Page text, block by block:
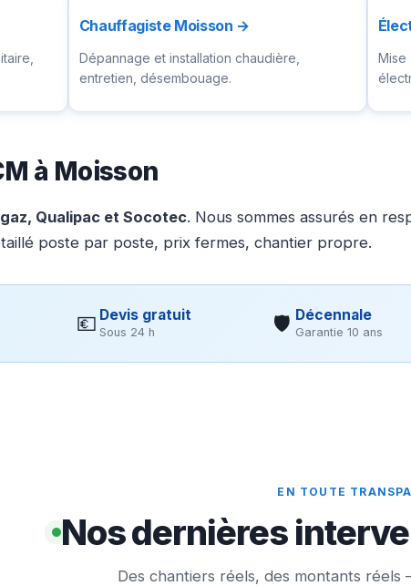
Chauffagiste Moisson →
Dépannage et installation chaudière,
entretien, désembouage.
Mise
à Moisson
Qualipac et Socotec. Nous sommes assurés en
poste par poste, prix fermes, chantier propre.
💶 Devis gratuit
Sous 24 h 🛡 Décennale
Garantie 10 ans
EN TOUTE
Nos dernières
Des chantiers réels, des montants réels